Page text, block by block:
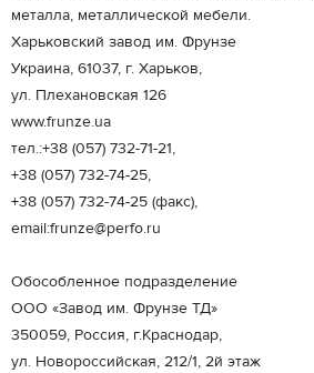
металла, металлической мебели.
Харьковский завод им. Фрунзе
Украина, 61037, г. Харьков,
ул. Плехановская 126
www.frunze.ua
тел.:+38 (057) 732-71-21,
+38 (057) 732-74-25,
+38 (057) 732-74-25 (факс),
email:frunze@perfo.ru
Обособленное подразделение
ООО «Завод им. Фрунзе ТД»
350059, Россия, г.Краснодар,
ул. Новороссийская, 212/1, 2й этаж